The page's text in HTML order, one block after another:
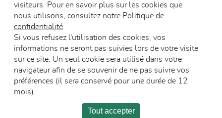
Visualiser
Télécharger
CarrièreEspace Presse
visiteurs. Pour en savoir plus sur les cookies que
nous utilisons, consultez notre Politique de
confidentialité
Si vous refusez l'utilisation des cookies, vos
informations ne seront pas suivies lors de votre visite
sur ce site. Un seul cookie sera utilisé dans votre
navigateur afin de se souvenir de ne pas suivre vos
préférences (il sera conservé pour une durée de 12
mois).
Tout accepter